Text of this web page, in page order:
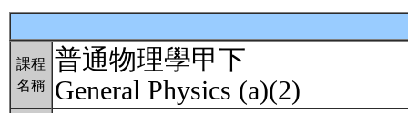
課程
名稱
普通物理學甲下
General Physics (a)(2)